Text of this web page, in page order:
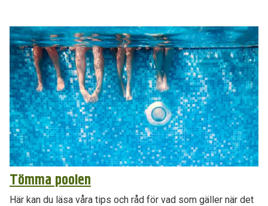
Tömma poolen
Här kan du läsa våra tips och råd för vad som gäller när det